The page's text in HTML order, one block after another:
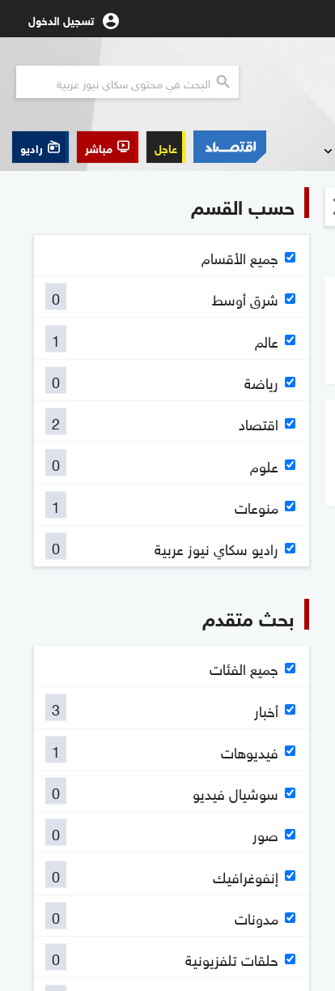
تسجيل الدخول
عاجل مباشر راديو
حسب القسم
جميع الأقسام
شرق أوسط
0
عالم
1
رياضة
0
اقتصاد
2
علوم
0
منوعات
1
راديو سكاي نيوز عربية
0
بحث متقدم
جميع الفئات
أخبار
3
فيديوهات
1
سوشيال فيديو
0
صور
0
إنفوغرافيك
0
مدونات
0
حلقات تلفزيونية
0